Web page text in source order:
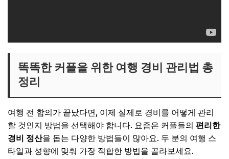
똑똑한 커플을 위한 여행 경비 관리법 총
정리
여행 전 합의가 끝났다면, 이제 실제로 경비를 어떻게 관리
할 것인지 방법을 선택해야 합니다. 요즘은 커플들의 편리한
경비 정산을 돕는 다양한 방법들이 많아요. 두 분의 여행 스
타일과 성향에 맞춰 가장 적합한 방법을 골라보세요.